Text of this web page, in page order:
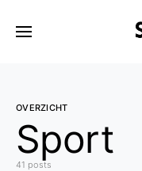
OVERZICHT
Sport
41 posts